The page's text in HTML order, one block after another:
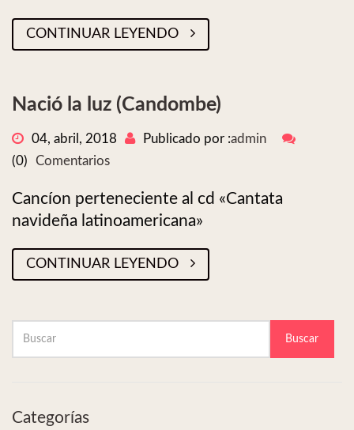
CONTINUAR LEYENDO
Nació la luz (Candombe)
04, abril, 2018 Publicado por :admin
(0)
Comentarios
Cancíon perteneciente al cd «Cantata
navideña latinoamericana»
CONTINUAR LEYENDO
Buscar
Categorías